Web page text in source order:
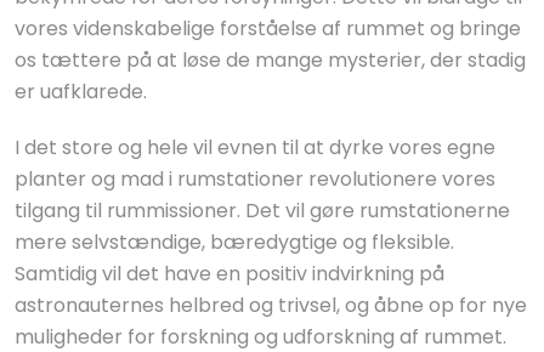
vores videnskabelige forståelse af rummet og bringe
os tættere på at løse de mange mysterier, der stadig
er uafklarede.
I det store og hele vil evnen til at dyrke vores egne
planter og mad i rumstationer revolutionere vores
tilgang til rummissioner. Det vil gøre rumstationerne
mere selvstændige, bæredygtige og fleksible.
Samtidig vil det have en positiv indvirkning på
astronauternes helbred og trivsel, og åbne op for nye
muligheder for forskning og udforskning af rummet.